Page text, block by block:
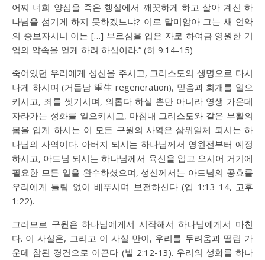
어찌 너희 양심을 죽은 행실에서 깨끗하게 하고 살아 계신 하
나님을 섬기게 하지 못하겠느냐? 이로 말미암아 그는 새 언약
의 중보자시니 이는 […] 부르심을 입은 자로 하여금 영원한 기
업의 약속을 얻게 하려 하심이라.” (히 9:14-15)
죽어있던 우리에게 성신을 주시고, 그리스도의 생명으로 다시
나게 하시며 (거듭남 重生 regeneration), 믿음과 회개를 일으
키시고, 죄를 씻기시며, 의롭다 하실 뿐만 아니라 영생 가운데
자라가는 성화를 일으키시고, 마침내 그리스도와 같은 부활의
몸을 입게 하시는 이 모든 구원의 사역은 삼위일체 되시는 하
나님의 사역이다. 아버지 되시는 하나님께서 영원전부터 예정
하시고, 아드님 되시는 하나님께서 육신을 입고 오시어 거기에
필요한 모든 일을 완수하셨으며, 성신께서는 아드님의 공효를
우리에게 틀림 없이 베푸시며 보전하신다 (엡 1:13-14, 고후
1:22).
그러므로 구원은 하나님에게서 시작해서 하나님에게서 마친
다. 이 사실은, 그리고 이 사실 만이, 우리를 두려움과 떨림 가
운데 참된 경건으로 이끈다 (빌 2:12-13). 우리의 성화를 하나